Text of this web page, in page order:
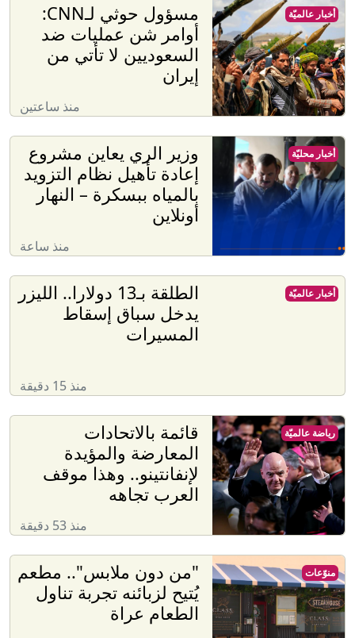
مسؤول حوثي لـCNN:
أوامر شن عمليات ضد
السعوديين لا تأتي من
إيران
منذ ساعتين
أخبار عالميّة
وزير الري يعاين مشروع
إعادة تأهيل نظام التزويد
بالمياه ببسكرة – النهار
أونلاين
منذ ساعة
أخبار محليّة
الطلقة بـ13 دولارا.. الليزر
يدخل سباق إسقاط
المسيرات
منذ 15 دقيقة
أخبار عالميّة
قائمة بالاتحادات
المعارضة والمؤيدة
لإنفانتينو.. وهذا موقف
العرب تجاهه
منذ 53 دقيقة
رياضة عالميّة
"من دون ملابس".. مطعم
يُتيح لزبائنه تجربة تناول
الطعام عراة
منوّعات